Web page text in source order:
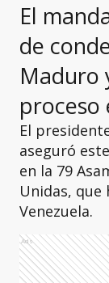
El
de
Maduro
proceso
El
aseguró
en la 79
Unidas,
Venezuela.
Ads